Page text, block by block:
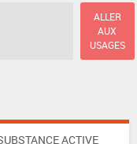
ALLER
AUX
USAGES
ACTIVE